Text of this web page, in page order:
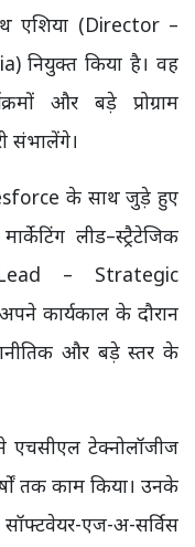
एशिया (Director –
नियुक्त किया है। वह
और बड़े प्रोग्राम
संभालेंगे।
के साथ जुड़े हुए
लीड–स्ट्रैटेजिक
Lead – Strategic
कार्यकाल के दौरान
और बड़े स्तर के
एचसीएल टेक्नोलॉजीज
तक काम किया। उनके
एज-अ-सर्विस